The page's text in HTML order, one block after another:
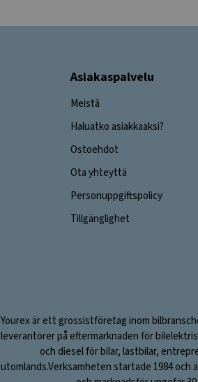
Asiakaspalvelu
Meistä
Haluatko asiakkaaksi?
Ostoehdot
Ota yhteyttä
Personuppgiftspolicy
Tillgänglighet
Yourex är ett grossistföretag inom
leverantörer på eftermarknaden för
och diesel för bilar, lastbilar,
utomlands.Verksamheten startade 1984 och